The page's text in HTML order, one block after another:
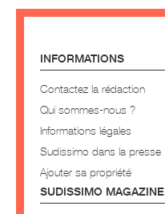
INFORMATIONS
Contactez la rédaction
Qui sommes-nous ?
Informations légales
Sudissimo dans la presse
Ajouter sa propriété
SUDISSIMO MAGAZINE